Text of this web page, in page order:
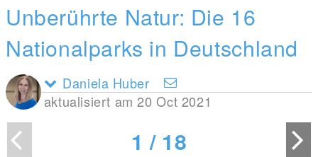
Unberührte Natur: Die 16
Nationalparks in Deutschland
Daniela Huber
aktualisiert am 20 Oct 2021
1 / 18